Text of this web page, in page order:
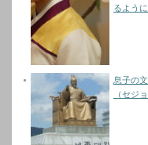
るよう
息子の
（セジ